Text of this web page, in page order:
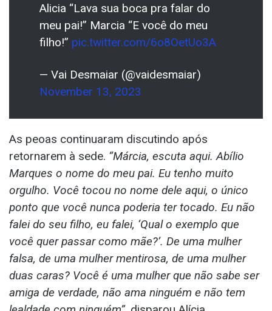
Alicia “Lava sua boca pra falar do
meu pai!” Marcia “E você do meu
filho!” pic.twitter.com/6o8OetUo3A
— Vai Desmaiar (@vaidesmaiar)
November 13, 2023
As peoas continuaram discutindo após
retornarem à sede. “Márcia, escuta aqui. Abílio
Marques o nome do meu pai. Eu tenho muito
orgulho. Você tocou no nome dele aqui, o único
ponto que você nunca poderia ter tocado. Eu não
falei do seu filho, eu falei, ‘Qual o exemplo que
você quer passar como mãe?’. De uma mulher
falsa, de uma mulher mentirosa, de uma mulher
duas caras? Você é uma mulher que não sabe ser
amiga de verdade, não ama ninguém e não tem